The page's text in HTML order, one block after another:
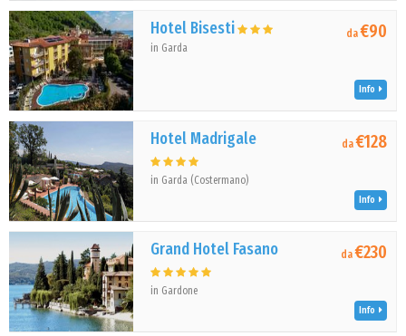
Hotel Bisesti
in Garda
da€90
Info
Hotel Madrigale
in Garda (Costermano)
da€128
Info
Grand Hotel Fasano
in Gardone
da€230
Info